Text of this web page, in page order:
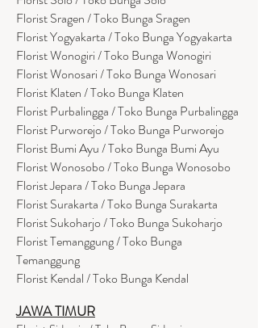
Florist Sragen / Toko Bunga Sragen
Florist Yogyakarta / Toko Bunga Yogyakarta
Florist Wonogiri / Toko Bunga Wonogiri
Florist Wonosari / Toko Bunga Wonosari
Florist Klaten / Toko Bunga Klaten
Florist Purbalingga / Toko Bunga Purbalingga
Florist Purworejo / Toko Bunga Purworejo
Florist Bumi Ayu / Toko Bunga Bumi Ayu
Florist Wonosobo / Toko Bunga Wonosobo
Florist Jepara / Toko Bunga Jepara
Florist Surakarta / Toko Bunga Surakarta
Florist Sukoharjo / Toko Bunga Sukoharjo
Florist Temanggung / Toko Bunga
Temanggung
Florist Kendal / Toko Bunga Kendal
JAWA TIMUR